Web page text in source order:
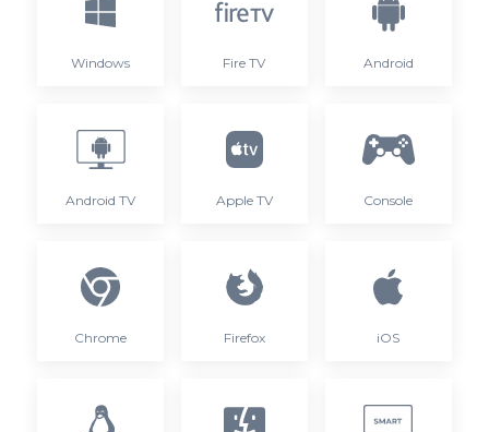
Windows Fire TV Android
Android TV Apple TV Console
Chrome Firefox iOS